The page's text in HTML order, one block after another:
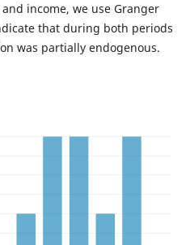
income, we use Granger
that during both periods
was partially endogenous.